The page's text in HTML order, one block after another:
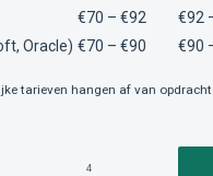
€70 – €92
€92
Oracle) €70 – €90 €90
tarieven hangen af van
4